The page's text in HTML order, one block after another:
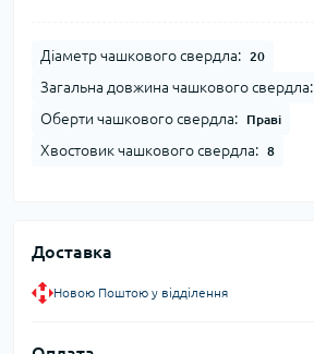
Діаметр чашкового свердла: 20
Загальна довжина чашкового свердла:
Оберти чашкового свердла: Праві
Хвостовик чашкового свердла: 8
Доставка
Новою Поштою у відділення